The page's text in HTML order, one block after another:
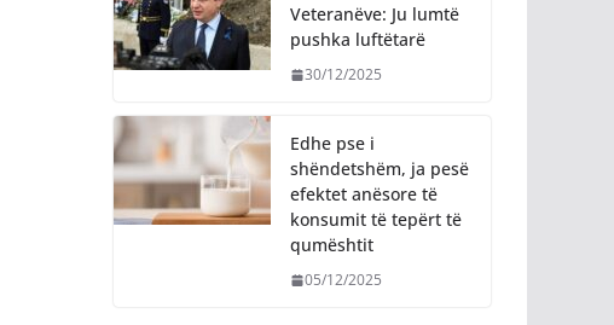
Veteranëve: Ju lumtë
pushka luftëtarë
30/12/2025
Edhe pse i
shëndetshëm, ja pesë
efektet anësore të
konsumit të tepërt të
qumështit
05/12/2025